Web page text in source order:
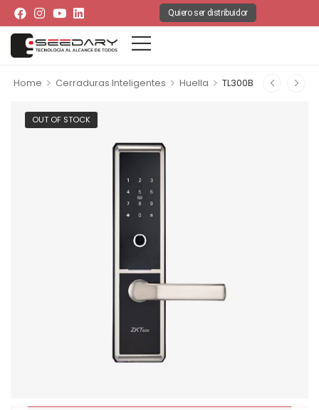
Quiero ser distribuidor
Home > Cerraduras Inteligentes > Huella > TL300B
OUT OF STOCK